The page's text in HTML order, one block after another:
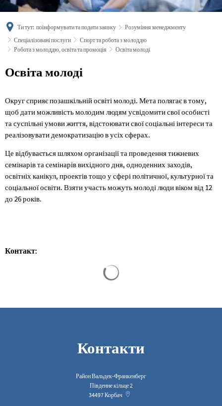
Ти тут: поінформувати та подати заявку
Розуміння менеджменту
Спеціалізовані послуги
Спорт та робота з молоддю
Робота з молоддю, освіта та промоція
Освіта молоді
Освіта
Освіта молоді
Округ сприяє позашкільній освіті молоді. Мета полягає в тому,
щоб дати можливість молодим людям усвідомити свої особисті
та суспільні умови життя, відстоювати свої соціальні інтереси та
реалізовувати демократизацію в усіх сферах.
Це відбувається шляхом організації та проведення тижневих
семінарів та семінарів вихідного дня, одноденних заходів,
освітніх канікул, проектів тощо у сфері політичної, культурної та
соціальної освіти. Взяти участь можуть молоді люди віком від 12
до 26 років.
Контакт:
Контакти
Район Вальдек-Франкенберг
Південне кільце 2
34497Корбач